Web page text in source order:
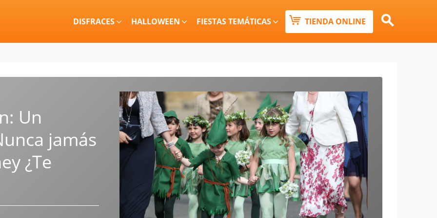
DISFRACES HALLOWEEN FIESTAS TEMÁTICAS TIENDA ONLINE Buscar:
Un
jamás
¿Te